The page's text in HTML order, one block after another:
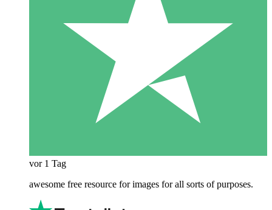
vor 1 Tag
awesome free resource for images for all sorts of purposes.